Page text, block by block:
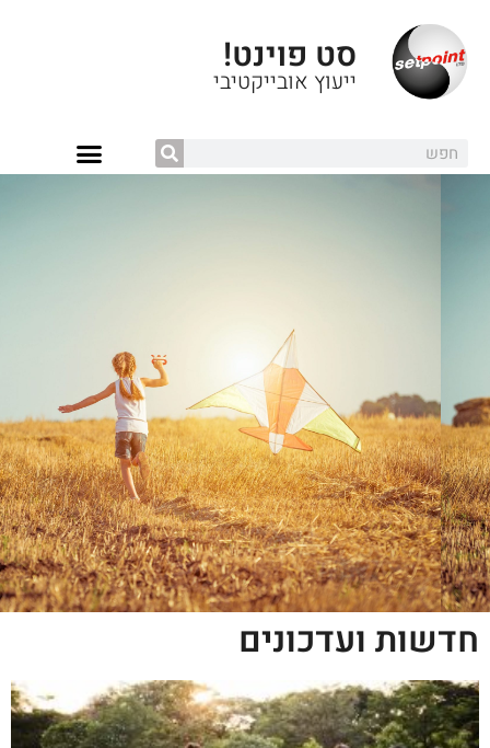
סט פוינט!
ייעוץ אובייקטיבי
חדשות ועדכונים